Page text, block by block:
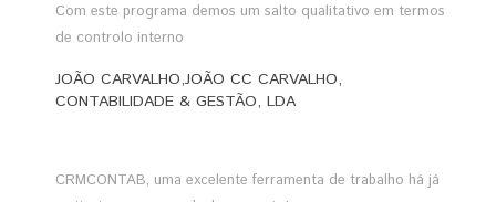
Com este programa demos um salto qualitativo em termos
de controlo interno
JOÃO CARVALHO,JOÃO CC CARVALHO,
CONTABILIDADE & GESTÃO, LDA
CRMCONTAB, uma excelente ferramenta de trabalho há já